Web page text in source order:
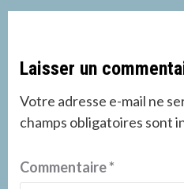
Laisser un
Votre adresse e-mail ne
champs obligatoires sont
Commentaire*